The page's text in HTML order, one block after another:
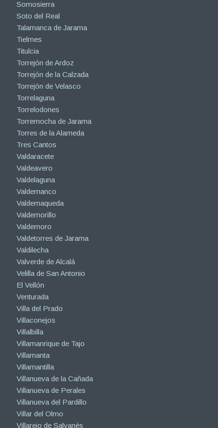
Somosierra
Soto del Real
Talamanca de Jarama
Tielmes
Titulcia
Torrejón de Ardoz
Torrejón de la Calzada
Torrejón de Velasco
Torrelaguna
Torrelodones
Torremocha de Jarama
Torres de la Alameda
Tres Cantos
Valdaracete
Valdeavero
Valdelaguna
Valdemanco
Valdemaqueda
Valdemorillo
Valdemoro
Valdetorres de Jarama
Valdilecha
Valverde de Alcalá
Velilla de San Antonio
El Vellón
Venturada
Villa del Prado
Villaconejos
Villalbilla
Villamanrique de Tajo
Villamanta
Villamantilla
Villanueva de la Cañada
Villanueva de Perales
Villanueva del Pardillo
Villar del Olmo
Villarejo de Salvanés